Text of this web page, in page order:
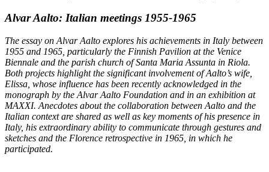
Alvar Aalto: Italian meetings 1955-1965
The essay on Alvar Aalto explores his achievements in Italy between
1955 and 1965, particularly the Finnish Pavilion at the Venice
Biennale and the parish church of Santa Maria Assunta in Riola.
Both projects highlight the significant involvement of Aalto’s wife,
Elissa, whose influence has been recently acknowledged in the
monograph by the Alvar Aalto Foundation and in an exhibition at
MAXXI. Anecdotes about the collaboration between Aalto and the
Italian context are shared as well as key moments of his presence in
Italy, his extraordinary ability to communicate through gestures and
sketches and the Florence retrospective in 1965, in which he
participated.